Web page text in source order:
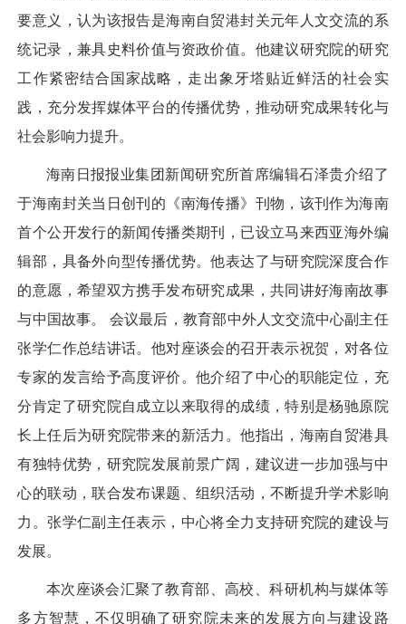
要意义，认为该报告是海南自贸港封关元年人文交流的系
统记录，兼具史料价值与资政价值。他建议研究院的研究
工作紧密结合国家战略，走出象牙塔贴近鲜活的社会实
践，充分发挥媒体平台的传播优势，推动研究成果转化与
社会影响力提升。
海南日报报业集团新闻研究所首席编辑石泽贵介绍了
于海南封关当日创刊的《南海传播》刊物，该刊作为海南
首个公开发行的新闻传播类期刊，已设立马来西亚海外编
辑部，具备外向型传播优势。他表达了与研究院深度合作
的意愿，希望双方携手发布研究成果，共同讲好海南故事
与中国故事。 会议最后，教育部中外人文交流中心副主任
张学仁作总结讲话。他对座谈会的召开表示祝贺，对各位
专家的发言给予高度评价。他介绍了中心的职能定位，充
分肯定了研究院自成立以来取得的成绩，特别是杨驰原院
长上任后为研究院带来的新活力。他指出，海南自贸港具
有独特优势，研究院发展前景广阔，建议进一步加强与中
心的联动，联合发布课题、组织活动，不断提升学术影响
力。张学仁副主任表示，中心将全力支持研究院的建设与
发展。
本次座谈会汇聚了教育部、高校、科研机构与媒体等
多方智慧，不仅明确了研究院未来的发展方向与建设路